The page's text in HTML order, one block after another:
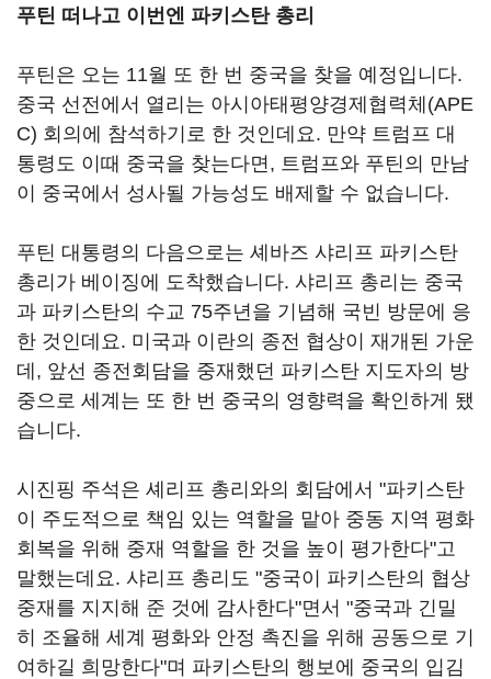
푸틴 떠나고 이번엔 파키스탄 총리
푸틴은 오는 11월 또 한 번 중국을 찾을 예정입니다.
중국 선전에서 열리는 아시아태평양경제협력체(APE
C) 회의에 참석하기로 한 것인데요. 만약 트럼프 대
통령도 이때 중국을 찾는다면, 트럼프와 푸틴의 만남
이 중국에서 성사될 가능성도 배제할 수 없습니다.
푸틴 대통령의 다음으로는 셰바즈 샤리프 파키스탄
총리가 베이징에 도착했습니다. 샤리프 총리는 중국
과 파키스탄의 수교 75주년을 기념해 국빈 방문에 응
한 것인데요. 미국과 이란의 종전 협상이 재개된 가운
데, 앞선 종전회담을 중재했던 파키스탄 지도자의 방
중으로 세계는 또 한 번 중국의 영향력을 확인하게 됐
습니다.
시진핑 주석은 셰리프 총리와의 회담에서 "파키스탄
이 주도적으로 책임 있는 역할을 맡아 중동 지역 평화
회복을 위해 중재 역할을 한 것을 높이 평가한다"고
말했는데요. 샤리프 총리도 "중국이 파키스탄의 협상
중재를 지지해 준 것에 감사한다"면서 "중국과 긴밀
히 조율해 세계 평화와 안정 촉진을 위해 공동으로 기
여하길 희망한다"며 파키스탄의 행보에 중국의 입김